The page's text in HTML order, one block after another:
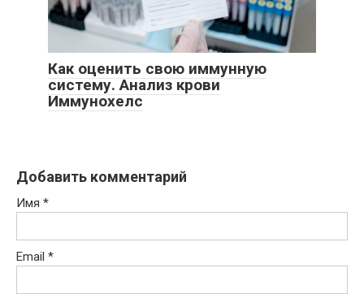
Как оценить свою иммунную
систему. Анализ крови
Иммунохелс
Добавить комментарий
Имя *
Email *